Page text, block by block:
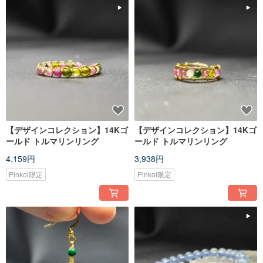
【デザインコレクション】14Kゴ
ールド トルマリンリング
4,159円
Pinkoi限定
【デザインコレクション】14Kゴ
ールド トルマリンリング
3,938円
Pinkoi限定